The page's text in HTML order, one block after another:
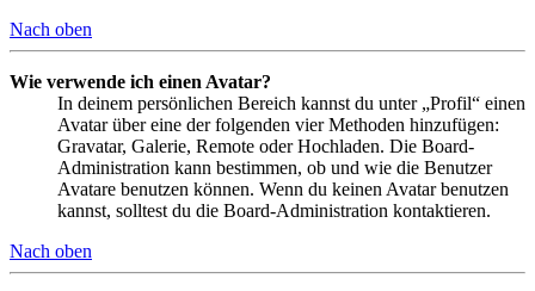
Nach oben
Wie verwende ich einen Avatar?
In deinem persönlichen Bereich kannst du unter „Profil“ einen
Avatar über eine der folgenden vier Methoden hinzufügen:
Gravatar, Galerie, Remote oder Hochladen. Die Board-
Administration kann bestimmen, ob und wie die Benutzer
Avatare benutzen können. Wenn du keinen Avatar benutzen
kannst, solltest du die Board-Administration kontaktieren.
Nach oben